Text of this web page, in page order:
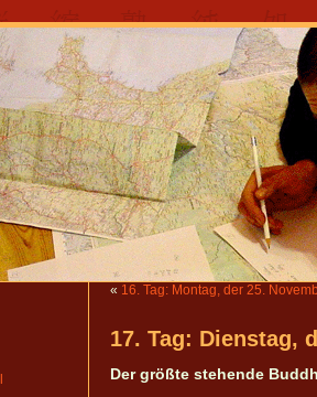
« 16. Tag: Montag, der 25.
17. Tag: Dienstag,
Der größte stehende